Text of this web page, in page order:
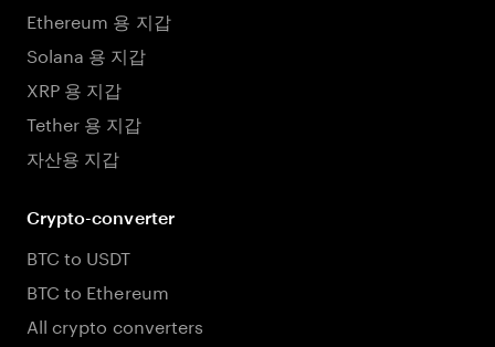
Ethereum 용 지갑
Solana 용 지갑
XRP 용 지갑
Tether 용 지갑
자산용 지갑
Crypto-converter
BTC to USDT
BTC to Ethereum
All crypto converters